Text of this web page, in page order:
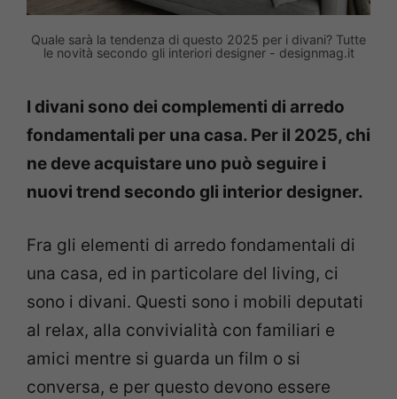
Quale sarà la tendenza di questo 2025 per i divani? Tutte
le novità secondo gli interiori designer - designmag.it
I divani sono dei complementi di arredo
fondamentali per una casa. Per il 2025, chi
ne deve acquistare uno può seguire i
nuovi trend secondo gli interior designer.
Fra gli elementi di arredo fondamentali di
una casa, ed in particolare del living, ci
sono i divani. Questi sono i mobili deputati
al relax, alla convivialità con familiari e
amici mentre si guarda un film o si
conversa, e per questo devono essere